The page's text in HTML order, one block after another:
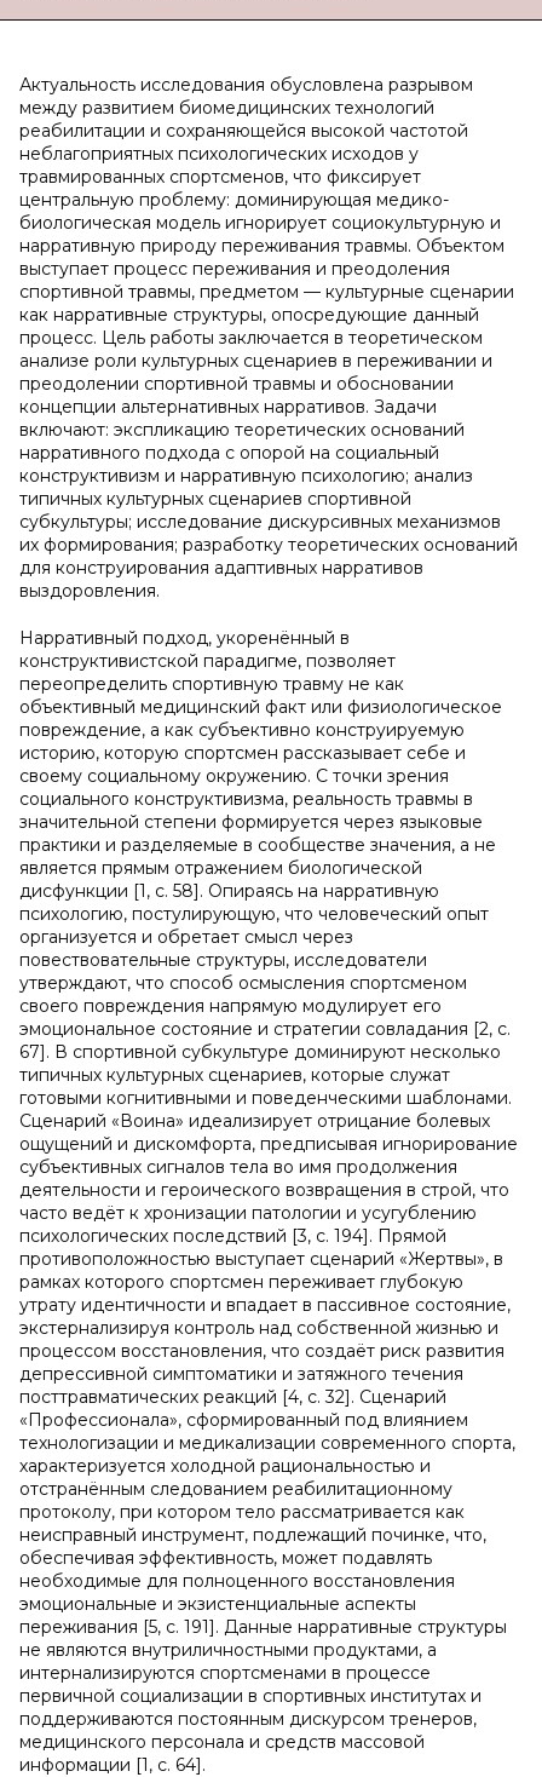
Актуальность исследования обусловлена разрывом
между развитием биомедицинских технологий
реабилитации и сохраняющейся высокой частотой
неблагоприятных психологических исходов у
травмированных спортсменов, что фиксирует
центральную проблему: доминирующая медико-
биологическая модель игнорирует социокультурную и
нарративную природу переживания травмы. Объектом
выступает процесс переживания и преодоления
спортивной травмы, предметом — культурные сценарии
как нарративные структуры, опосредующие данный
процесс. Цель работы заключается в теоретическом
анализе роли культурных сценариев в переживании и
преодолении спортивной травмы и обосновании
концепции альтернативных нарративов. Задачи
включают: экспликацию теоретических оснований
нарративного подхода с опорой на социальный
конструктивизм и нарративную психологию; анализ
типичных культурных сценариев спортивной
субкультуры; исследование дискурсивных механизмов
их формирования; разработку теоретических оснований
для конструирования адаптивных нарративов
выздоровления.
Нарративный подход, укоренённый в
конструктивистской парадигме, позволяет
переопределить спортивную травму не как
объективный медицинский факт или физиологическое
повреждение, а как субъективно конструируемую
историю, которую спортсмен рассказывает себе и
своему социальному окружению. С точки зрения
социального конструктивизма, реальность травмы в
значительной степени формируется через языковые
практики и разделяемые в сообществе значения, а не
является прямым отражением биологической
дисфункции [1, с. 58]. Опираясь на нарративную
психологию, постулирующую, что человеческий опыт
организуется и обретает смысл через
повествовательные структуры, исследователи
утверждают, что способ осмысления спортсменом
своего повреждения напрямую модулирует его
эмоциональное состояние и стратегии совладания [2, c.
67]. В спортивной субкультуре доминируют несколько
типичных культурных сценариев, которые служат
готовыми когнитивными и поведенческими шаблонами.
Сценарий «Воина» идеализирует отрицание болевых
ощущений и дискомфорта, предписывая игнорирование
субъективных сигналов тела во имя продолжения
деятельности и героического возвращения в строй, что
часто ведёт к хронизации патологии и усугублению
психологических последствий [3, c. 194]. Прямой
противоположностью выступает сценарий «Жертвы», в
рамках которого спортсмен переживает глубокую
утрату идентичности и впадает в пассивное состояние,
экстернализируя контроль над собственной жизнью и
процессом восстановления, что создаёт риск развития
депрессивной симптоматики и затяжного течения
посттравматических реакций [4, c. 32]. Сценарий
«Профессионала», сформированный под влиянием
технологизации и медикализации современного спорта,
характеризуется холодной рациональностью и
отстранённым следованием реабилитационному
протоколу, при котором тело рассматривается как
неисправный инструмент, подлежащий починке, что,
обеспечивая эффективность, может подавлять
необходимые для полноценного восстановления
эмоциональные и экзистенциальные аспекты
переживания [5, c. 191]. Данные нарративные структуры
не являются внутриличностными продуктами, а
интернализируются спортсменами в процессе
первичной социализации в спортивных институтах и
поддерживаются постоянным дискурсом тренеров,
медицинского персонала и средств массовой
информации [1, c. 64].